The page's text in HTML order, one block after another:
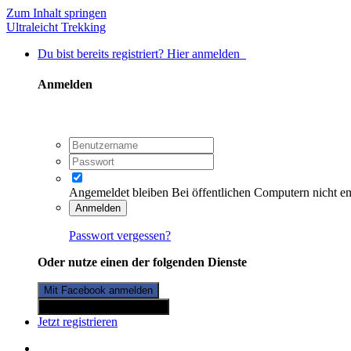
Zum Inhalt springen
Ultraleicht Trekking
Du bist bereits registriert? Hier anmelden
Anmelden
Angemeldet bleiben Bei öffentlichen Computern nicht
Anmelden
Passwort vergessen?
Oder nutze einen der folgenden Dienste
Mit Facebook anmelden
Jetzt registrieren